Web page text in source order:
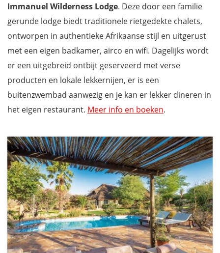
Immanuel Wilderness Lodge. Deze door een familie
gerunde lodge biedt traditionele rietgedekte chalets,
ontworpen in authentieke Afrikaanse stijl en uitgerust
met een eigen badkamer, airco en wifi. Dagelijks wordt
er een uitgebreid ontbijt geserveerd met verse
producten en lokale lekkernijen, er is een
buitenzwembad aanwezig en je kan er lekker dineren in
het eigen restaurant. Meer info en boeken.